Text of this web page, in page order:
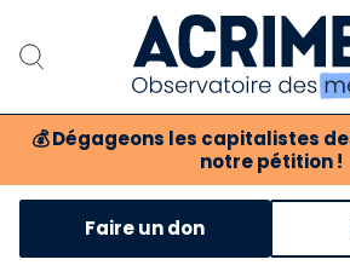
💰 Dégageons les capitalistes
notre pétition !
Notre
Notre critique des
Faire un don